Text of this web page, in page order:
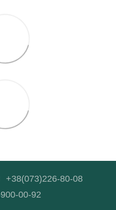
+38(073)226-80-08
00-92